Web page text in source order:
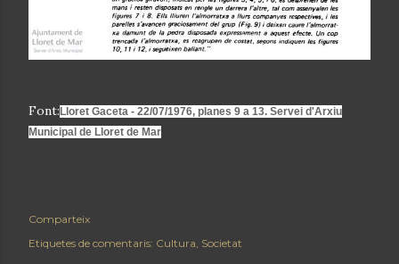
Font:Lloret Gaceta - 22/07/1976, planes 9 a 13. Servei d'Arxiu
Municipal de Lloret de Mar
Comparteix
Etiquetes de comentaris: Cultura Societat